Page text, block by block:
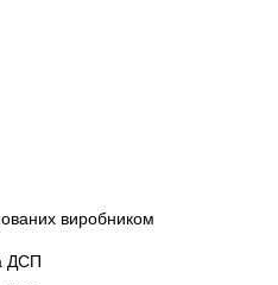
виробником
ДСП